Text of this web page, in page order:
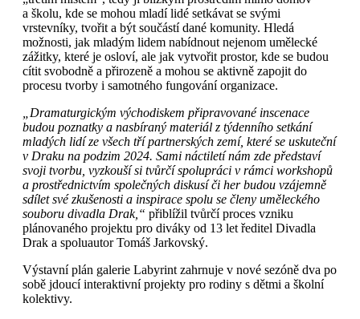
a školu, kde se mohou mladí lidé setkávat se svými
vrstevníky, tvořit a být součástí dané komunity. Hledá
možnosti, jak mladým lidem nabídnout nejenom umělecké
zážitky, které je osloví, ale jak vytvořit prostor, kde se budou
cítit svobodně a přirozeně a mohou se aktivně zapojit do
procesu tvorby i samotného fungování organizace.
„Dramaturgickým východiskem připravované inscenace
budou poznatky a nasbíraný materiál z týdenního setkání
mladých lidí ze všech tří partnerských zemí, které se uskuteční
v Draku na podzim 2024. Sami náctiletí nám zde představí
svoji tvorbu, vyzkouší si tvůrčí spolupráci v rámci workshopů
a prostřednictvím společných diskusí či her budou vzájemně
sdílet své zkušenosti a inspirace spolu se členy uměleckého
souboru divadla Drak,“ přiblížil tvůrčí proces vzniku
plánovaného projektu pro diváky od 13 let ředitel Divadla
Drak a spoluautor Tomáš Jarkovský.
Výstavní plán galerie Labyrint zahrnuje v nové sezóně dva po
sobě jdoucí interaktivní projekty pro rodiny s dětmi a školní
kolektivy.